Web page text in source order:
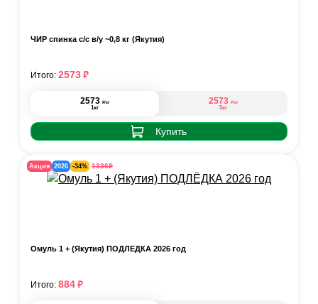
ЧИР спинка с/с в/у ~0,8 кг (Якутия)
2573 ₽/кг
1кг
2573 ₽/кг
5кг
Купить
Итого: 2573₽
Акция 2026 -34% 1336₽
Омуль 1 + (Якутия) ПОДЛЁДКА 2026 год
Итого: 884₽